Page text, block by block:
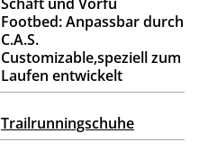
Footbed: Anpassbar durch
C.A.S.
Customizable,speziell zum
Laufen entwickelt
Trailrunningschuhe